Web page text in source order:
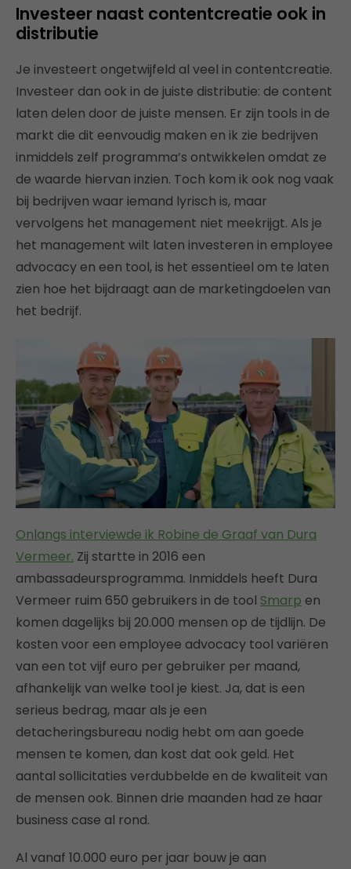
Investeer naast contentcreatie ook in
distributie
Je investeert ongetwijfeld al veel in contentcreatie.
Investeer dan ook in de juiste distributie: de content
laten delen door de juiste mensen. Er zijn tools in de
markt die dit eenvoudig maken en ik zie bedrijven
inmiddels zelf programma’s ontwikkelen omdat ze
de waarde hiervan inzien. Toch kom ik ook nog vaak
bij bedrijven waar iemand lyrisch is, maar
vervolgens het management niet meekrijgt. Als je
het management wilt laten investeren in employee
advocacy en een tool, is het essentieel om te laten
zien hoe het bijdraagt aan de marketingdoelen van
het bedrijf.
Onlangs interviewde ik Robine de Graaf van Dura
Vermeer. Zij startte in 2016 een
ambassadeursprogramma. Inmiddels heeft Dura
Vermeer ruim 650 gebruikers in de tool Smarp en
komen dagelijks bij 20.000 mensen op de tijdlijn. De
kosten voor een employee advocacy tool variëren
van een tot vijf euro per gebruiker per maand,
afhankelijk van welke tool je kiest. Ja, dat is een
serieus bedrag, maar als je een
detacheringsbureau nodig hebt om aan goede
mensen te komen, dan kost dat ook geld. Het
aantal sollicitaties verdubbelde en de kwaliteit van
de mensen ook. Binnen drie maanden had ze haar
business case al rond.
Al vanaf 10.000 euro per jaar bouw je aan